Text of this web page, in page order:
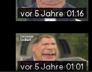
vor 5 Jahren01:16
vor 5 Jahren01:01